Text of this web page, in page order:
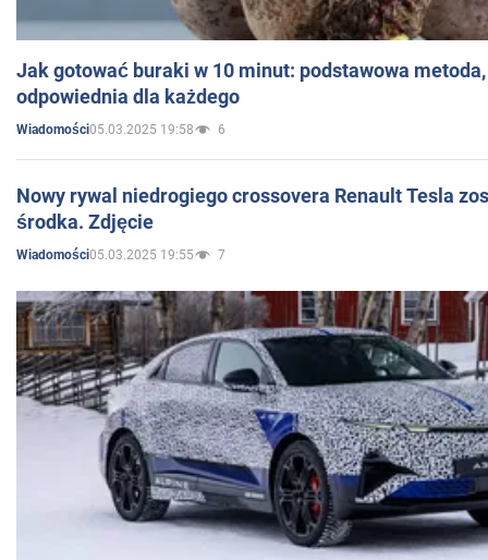
Jak gotować buraki w 10 minut: podstawowa
odpowiednia dla każdego
Wiadomości05.03.2025 19:58 6
Nowy rywal niedrogiego crossovera Renault Tesla
środka. Zdjęcie
Wiadomości05.03.2025 19:55 7